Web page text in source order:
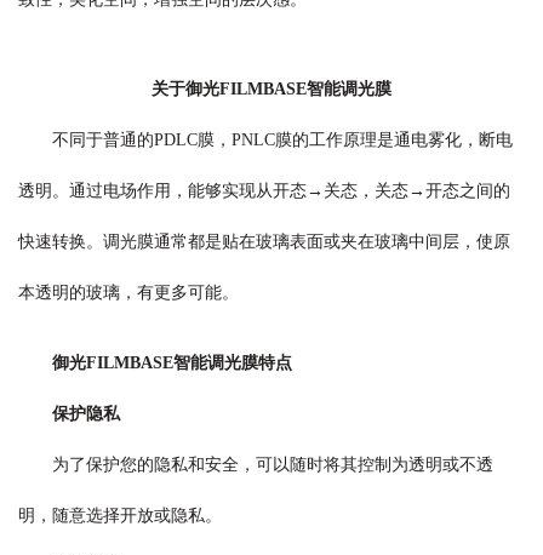
关于御光FILMBASE智能调光膜
不同于普通的PDLC膜，PNLC膜的工作原理是通电雾化，断电
透明。通过电场作用，能够实现从开态→关态，关态→开态之间的
快速转换。调光膜通常都是贴在玻璃表面或夹在玻璃中间层，使原
本透明的玻璃，有更多可能。
御光FILMBASE智能调光膜特点
保护隐私
为了保护您的隐私和安全，可以随时将其控制为透明或不透
明，随意选择开放或隐私。